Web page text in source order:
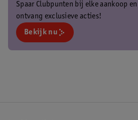
Spaar Clubpunten bij elke aankoop en
ontvang exclusieve acties!
Bekijk nu